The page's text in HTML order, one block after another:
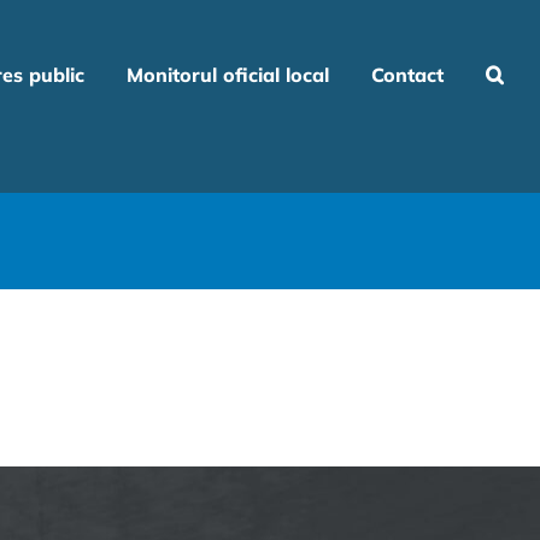
public Monitorul oficial local Contact